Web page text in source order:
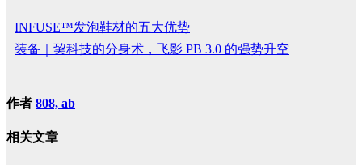
INFUSE™发泡鞋材的五大优势
装备｜巭科技的分身术，飞影 PB 3.0 的强势升空
作者 808, ab
相关文章